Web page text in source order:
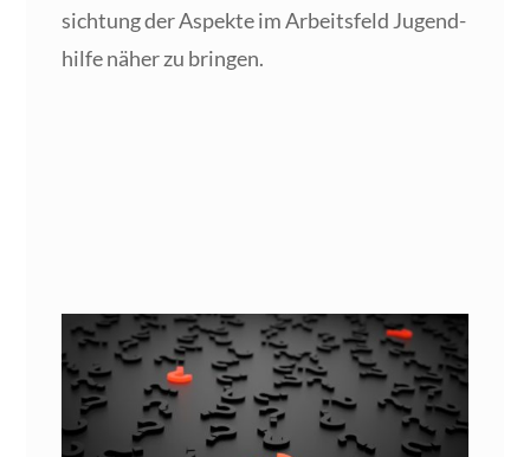
sich­tung der Aspek­te im Arbeits­feld Jugend­
hil­fe näher zu bringen.